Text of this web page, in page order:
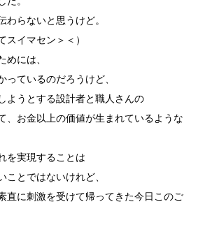
わらないと思うけど。
スイマセン＞＜）
めには、
っているのだろうけど、
ようとする設計者と職人さんの
、お金以上の価値が生まれているような
を実現することは
ことではないけれど、
直に刺激を受けて帰ってきた今日このご